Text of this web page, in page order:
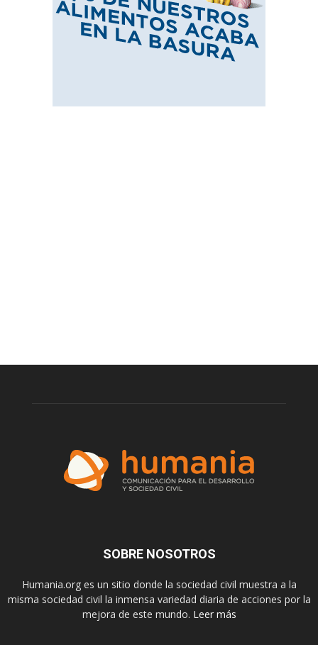
SOBRE NOSOTROS
Humania.org es un sitio donde la sociedad civil muestra a la
misma sociedad civil la inmensa variedad diaria de acciones por la
mejora de este mundo. Leer más